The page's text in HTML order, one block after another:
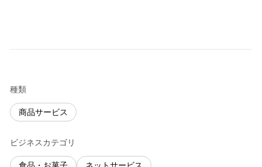
種類
商品サービス
ビジネスカテゴリ